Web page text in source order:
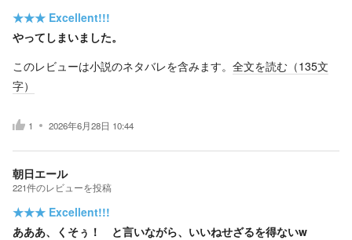
★★★ Excellent!!!
やってしまいました。
このレビューは小説のネタバレを含みます。 全文を読む（135文
字）
1 2026年6月28日 10:44
朝日エール
221件のレビューを投稿
★★★ Excellent!!!
あああ、くそぅ！ と言いながら、いいねせざるを得ないw